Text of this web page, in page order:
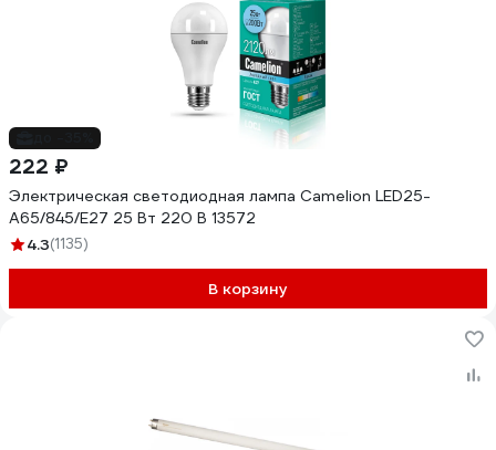
222 ₽
Электрическая светодиодная лампа Camelion LED25-
A65/845/E27 25 Вт 220 В 13572
4.3(1135)
В корзину